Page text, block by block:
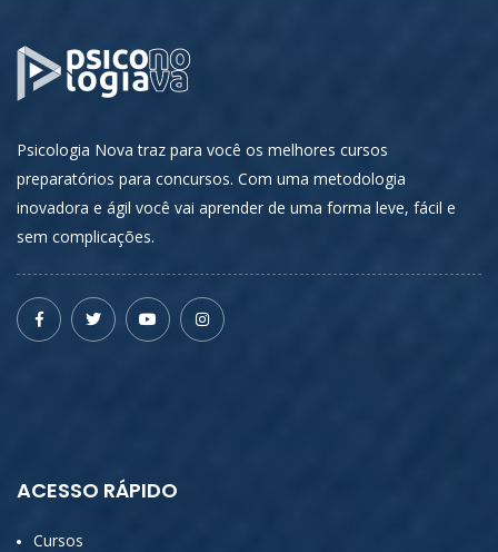
Psicologia Nova traz para você os melhores cursos
preparatórios para concursos. Com uma metodologia
inovadora e ágil você vai aprender de uma forma leve, fácil e
sem complicações.
ACESSO RÁPIDO
Cursos